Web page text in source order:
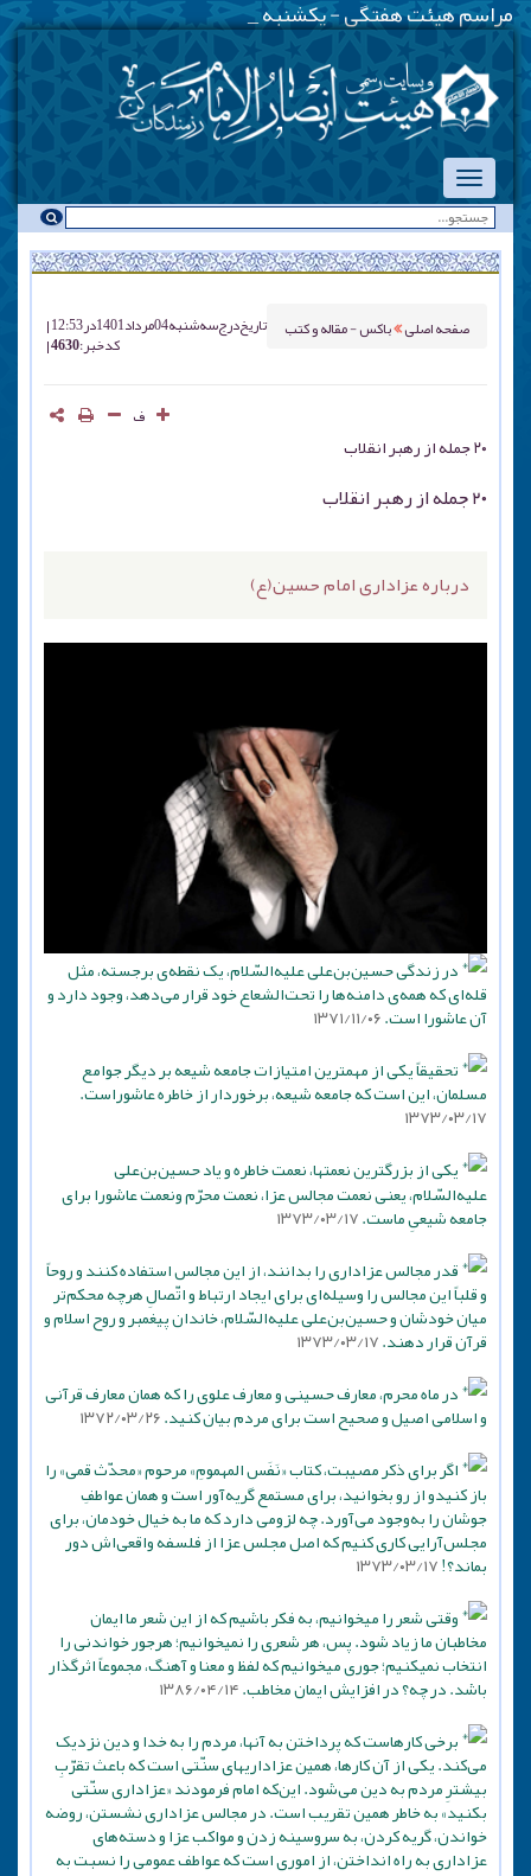
مراسم هیئت هفتگی - یکشنبه شبها - همز_
صفحه اصلی باکس - مقاله و کتب تاریخ درجسه شنبه 04 مرداد 1401 در 12:53
کد خبر : 4630
ف
۲۰ جمله از رهبر انقلاب
۲۰ جمله از رهبر انقلاب
درباره عزاداری امام حسین(ع)
در زندگی حسین‌بن‌علی علیه‌السّلام، یک نقطه‌ی برجسته، مثل
قله‌ای که همه‌ی دامنه‌ها را تحت‌الشعاع خود قرار می‌دهد، وجود دارد و
آن عاشورا است.۱۳۷۱/۱۱/۰۶
تحقیقاً یکی از مهمترین امتیازات جامعه شیعه بر دیگر جوامع
مسلمان، این است که جامعه شیعه، برخوردار از خاطره عاشوراست.
۱۳۷۳/۰۳/۱۷
یکی از بزرگترین نعمتها، نعمت خاطره و یاد حسین‌بن‌علی
علیه‌السّلام، یعنی نعمت مجالس عزا، نعمت محرّم ونعمت عاشورا برای
جامعه شیعیِ ماست.۱۳۷۳/۰۳/۱۷
قدر مجالس عزاداری را بدانند، از این مجالس استفاده کنند و روحاً
و قلباً این مجالس را وسیله‌ای برای ایجاد ارتباط و اتّصالِ هرچه محکم‌تر
میان خودشان و حسین‌بن‌علی علیه‌السّلام، خاندان پیغمبر و روح اسلام و
قرآن قرار دهند.۱۳۷۳/۰۳/۱۷
در ماه محرم، معارف حسینی و معارف علوی را که همان معارف قرآنی
و اسلامی اصیل و صحیح است برای مردم بیان کنید.۱۳۷۲/۰۳/۲۶
اگر برای ذکر مصیبت، کتاب «نَفَس المهمومِ» مرحوم «محدّث قمی» را
باز کنیدو از رو بخوانید، برای مستمع گریه‌آور است و همان عواطفِ
جوشان را به‌وجود می‌آورد. چه لزومی دارد که ما به خیال خودمان، برای
مجلس‌آرایی کاری کنیم که اصل مجلس عزا از فلسفه واقعی‌اش دور
بماند؟!۱۳۷۳/۰۳/۱۷
وقتی شعر را میخوانیم، به فکر باشیم که از این شعر ما ایمان
مخاطبان ما زیاد شود. پس، هر شعری را نمیخوانیم؛ هرجور خواندنی را
انتخاب نمیکنیم؛ جوری میخوانیم که لفظ و معنا و آهنگ، مجموعاً اثرگذار
باشد. در چه؟ در افزایش ایمان مخاطب.۱۳۸۶/۰۴/۱۴
برخی کارهاست که پرداختن به آنها، مردم را به خدا و دین نزدیک
می‌کند. یکی از آن کارها، همین عزاداریهای سنّتی است که باعث تقرّبِ
بیشترِ مردم به دین می‌شود. این‌که امام فرمودند «عزاداری سنّتی
بکنید» به خاطر همین تقریب است. در مجالس عزاداری نشستن، روضه
خواندن، گریه کردن، به سروسینه زدن و مواکب عزا و دسته‌های
عزاداری به راه انداختن، از اموری است که عواطف عمومی را نسبت به